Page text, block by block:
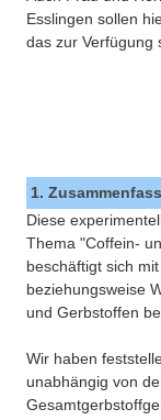
Esslingen sollen
das zur Verfügung
1.
Diese
Thema "Coffein-
beschäftigt sich
beziehungsweise
und Gerbstoffen
Wir haben
unabhängig von